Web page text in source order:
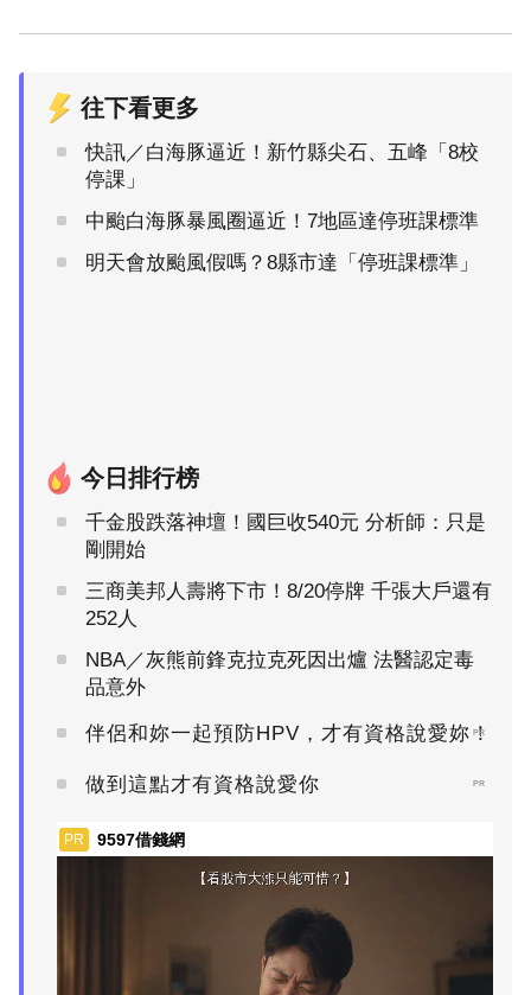
往下看更多
快訊／白海豚逼近！新竹縣尖石、五峰「8校
停課」
中颱白海豚暴風圈逼近！7地區達停班課標準
明天會放颱風假嗎？8縣市達「停班課標準」
今日排行榜
千金股跌落神壇！國巨收540元 分析師：只是
剛開始
三商美邦人壽將下市！8/20停牌 千張大戶還有
252人
NBA／灰熊前鋒克拉克死因出爐 法醫認定毒
品意外
伴侶和妳一起預防HPV，才有資格說愛妳！
PR
做到這點才有資格說愛你 PR
PR 9597借錢網